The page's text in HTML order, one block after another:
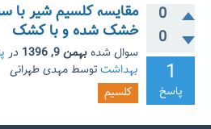
0
0
1
پاسخ
مقایسه کلسیم شیر با
خشک شده و با کشک
سوال شدهبهمن 9, 1396 در
بهداشتتوسط مهدی طهرانی
کلسیم